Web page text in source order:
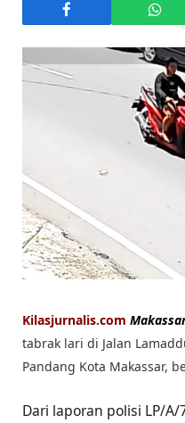
Kilasjurnalis.com
tabrak lari di Jalan
Pandang Kota Makassar,
Dari laporan polisi LP/